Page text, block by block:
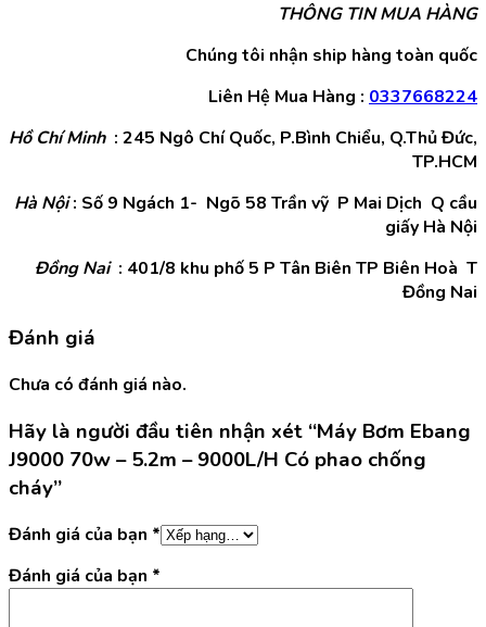
THÔNG TIN MUA HÀNG
Chúng tôi nhận ship hàng toàn quốc
Liên Hệ Mua Hàng : 0337668224
Hồ Chí Minh: 245 Ngô Chí Quốc, P.Bình Chiểu, Q.Thủ Đức,
TP.HCM
Hà Nội: Số 9 Ngách 1- Ngõ 58 Trần vỹ P Mai Dịch Q cầu
giấy Hà Nội
Đồng Nai: 401/8 khu phố 5 P Tân Biên TP Biên Hoà T
Đồng Nai
Đánh giá
Chưa có đánh giá nào.
Hãy là người đầu tiên nhận xét “Máy Bơm Ebang
J9000 70w – 5.2m – 9000L/H Có phao chống
cháy”
Đánh giá của bạn *
Đánh giá của bạn *